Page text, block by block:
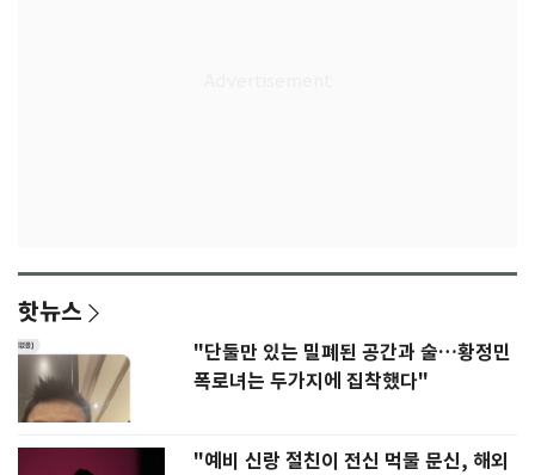
핫뉴스
"단둘만 있는 밀폐된 공간과 술…황정민
폭로녀는 두가지에 집착했다"
"예비 신랑 절친이 전신 먹물 문신, 해외